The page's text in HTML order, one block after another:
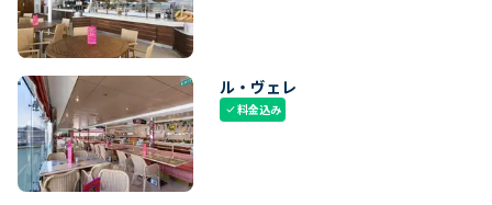
ル・ヴェレ
check料金込み